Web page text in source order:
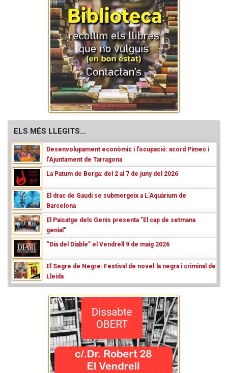
ELS MÉS LLEGITS...
Desenvolupament econòmic i l’ocupació: acord Pimec i
l’Ajuntament de Tarragona
La Patum de Berga: del 2 al 7 de juny del 2026
El drac de Gaudí se submergeix a L’Aquàrium de
Barcelona
El Paisatge dels Genis presenta "El cap de setmana
genial"
“Dia del Diable” el Vendrell 9 de maig 2026
El Segre de Negre: Festival de novel·la negra i criminal de
Lleida